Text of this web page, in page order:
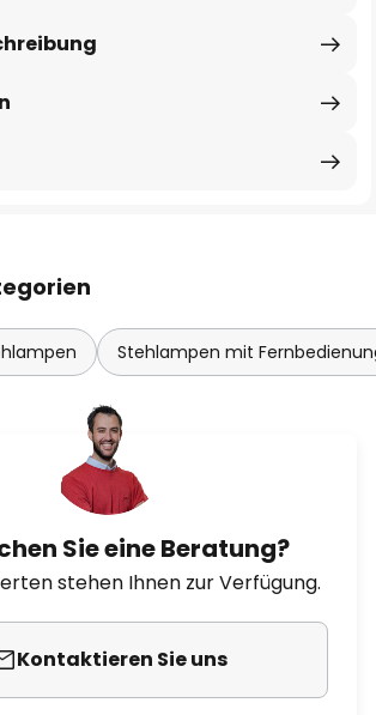
Stehlampen mit
Sie eine Beratung?
stehen Ihnen zur Verfügung.
Kontaktieren Sie uns